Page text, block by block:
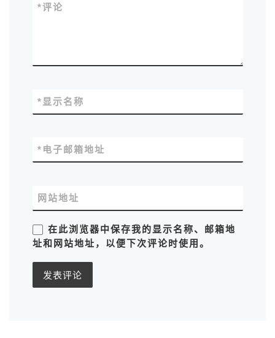
评论
*
显示名称
*
电子邮箱地址
*
网站地址
在此浏览器中保存我的显示名称、邮箱地
址和网站地址，以便下次评论时使用。